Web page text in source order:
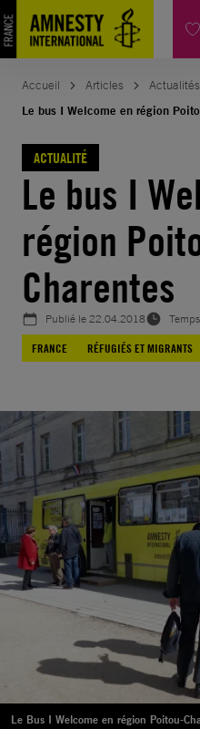
Aller
au
contenu
Accueil Articles
Actualités
Le bus I Welcome en région
ACTUALITÉ
Le bus I
région
Charentes
Publié le22.04.2018
FRANCE
RÉFUGIÉS ET MIGRANTS
Le Bus I Welcome en région Poitou-